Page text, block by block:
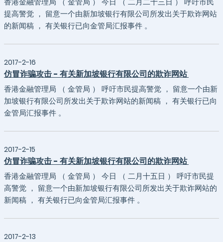
提高警觉 ， 留意一个由新加坡银行有限公司所发出关于欺诈网站
的新闻稿 ， 有关银行已向金管局汇报事件 。
2017-2-16
仿冒诈骗攻击 - 有关新加坡银行有限公司的欺诈网站
香港金融管理局 （ 金管局 ） 呼吁市民提高警觉 ， 留意一个由新
加坡银行有限公司所发出关于欺诈网站的新闻稿 ， 有关银行已向
金管局汇报事件 。
2017-2-15
仿冒诈骗攻击 - 有关新加坡银行有限公司的欺诈网站
香港金融管理局 （ 金管局 ） 今日 （ 二月十五日 ） 呼吁市民提
高警觉 ， 留意一个由新加坡银行有限公司所发出关于欺诈网站的
新闻稿 ， 有关银行已向金管局汇报事件 。
2017-2-13